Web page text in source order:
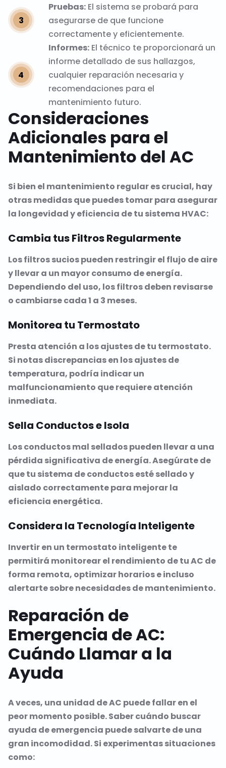
Pruebas:El sistema se probará para
asegurarse de que funcione
correctamente y eficientemente.
Informes:El técnico te proporcionará un
informe detallado de sus hallazgos,
cualquier reparación necesaria y
recomendaciones para el
mantenimiento futuro.
Consideraciones
Adicionales para el
Mantenimiento del AC
Si bien el mantenimiento regular es crucial, hay
otras medidas que puedes tomar para asegurar
la longevidad y eficiencia de tu sistema HVAC:
Cambia tus Filtros Regularmente
Los filtros sucios pueden restringir el flujo de aire
y llevar a un mayor consumo de energía.
Dependiendo del uso, los filtros deben revisarse
o cambiarse cada 1 a 3 meses.
Monitorea tu Termostato
Presta atención a los ajustes de tu termostato.
Si notas discrepancias en los ajustes de
temperatura, podría indicar un
malfuncionamiento que requiere atención
inmediata.
Sella Conductos e Isola
Los conductos mal sellados pueden llevar a una
pérdida significativa de energía. Asegúrate de
que tu sistema de conductos esté sellado y
aislado correctamente para mejorar la
eficiencia energética.
Considera la Tecnología Inteligente
Invertir en un termostato inteligente te
permitirá monitorear el rendimiento de tu AC de
forma remota, optimizar horarios e incluso
alertarte sobre necesidades de mantenimiento.
Reparación de
Emergencia de AC:
Cuándo Llamar a la
Ayuda
A veces, una unidad de AC puede fallar en el
peor momento posible. Saber cuándo buscar
ayuda de emergencia puede salvarte de una
gran incomodidad. Si experimentas situaciones
como: